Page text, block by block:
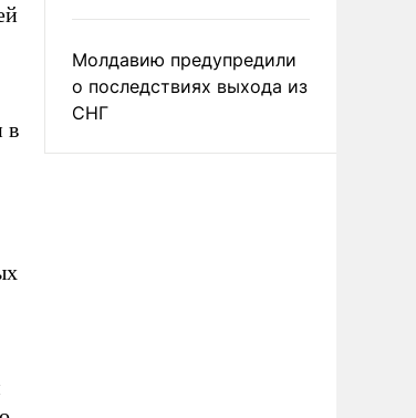
в
Молдавию предупредили
о последствиях выхода из
СНГ